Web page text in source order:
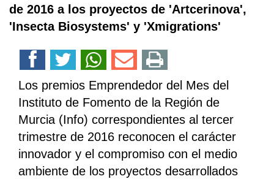
de 2016 a los proyectos de 'Artcerinova',
'Insecta Biosystems' y 'Xmigrations'
Los premios Emprendedor del Mes del
Instituto de Fomento de la Región de
Murcia (Info) correspondientes al tercer
trimestre de 2016 reconocen el carácter
innovador y el compromiso con el medio
ambiente de los proyectos desarrollados